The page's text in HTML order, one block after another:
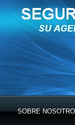
SOBRE